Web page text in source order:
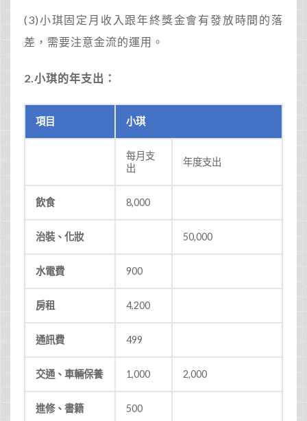
(3)小琪固定月收入跟年終獎金會有發放時間的落
差，需要注意金流的運用。
2. 小琪的年支出：
項目 小琪
每月支
出
年度支出
飲食 8,000
治裝、化妝 50,000
水電費 900
房租 4,200
通訊費 499
交通、車輛保養 1,000 2,000
進修、書籍 500